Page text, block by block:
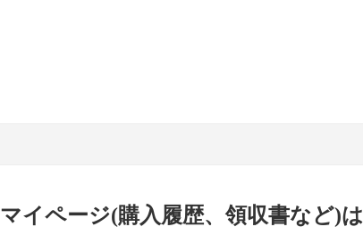
マイページ(購入履歴、領収書など)は